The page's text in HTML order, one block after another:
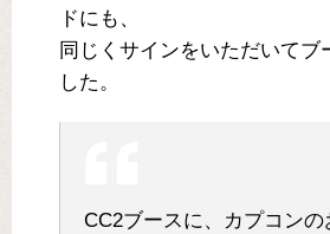
ドにも、
同じくサインをいただいてブ
した。
CC2ブースに、カプコンの